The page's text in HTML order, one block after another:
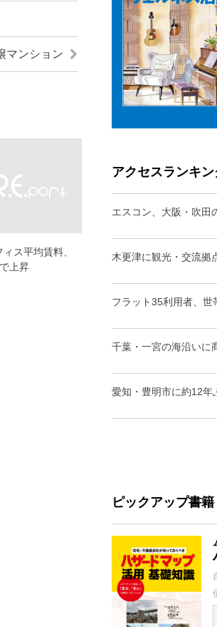
マンション
ス平均賃料、
上昇
アクセスランキ
エスコン、大阪・吹田
木更津に観光・交流拠
フラット35利用者、世
千葉・一宮の海沿いに
愛知・豊明市に約12年
ピックアップ書籍